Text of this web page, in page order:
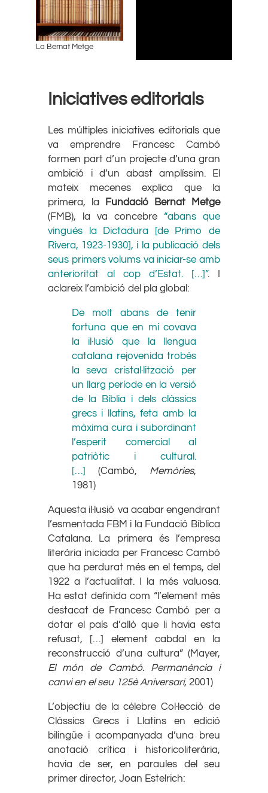
La Bernat Metge
Iniciatives editorials
Les múltiples iniciatives editorials que
va emprendre Francesc Cambó
formen part d’un projecte d’una gran
ambició i d’un abast amplíssim. El
mateix mecenes explica que la
primera, la
Fundació Bernat Metge
(FMB), la va concebre “abans que
vingués la Dictadura [de Primo de
Rivera, 1923-1930], i la publicació dels
seus primers volums va iniciar-se amb
anterioritat al cop d’Estat. […]”. I
aclareix l’ambició del pla global:
De molt abans de tenir
fortuna que en mi covava
la il·lusió que la llengua
catalana rejovenida trobés
la seva cristal·lització per
un llarg període en la versió
de la Bíblia i dels clàssics
grecs i llatins, feta amb la
màxima cura i subordinant
l’esperit comercial al
patriòtic i cultural.
[…]
(Cambó, Memòries,
1981)
Aquesta il·lusió va acabar engendrant
l’esmentada FBM i la Fundació Bíblica
Catalana. La primera és l’empresa
literària iniciada per Francesc Cambó
que ha perdurat més en el temps, del
1922 a l’actualitat. I la més valuosa.
Ha estat definida com “l’element més
destacat de Francesc Cambó per a
dotar el país d’allò que li havia esta
refusat, […] element cabdal en la
reconstrucció d’una cultura” (Mayer,
El món de Cambó. Permanència i
canvi en el seu 125è Aniversari, 2001)
L’objectiu de la cèlebre Col·lecció de
Clàssics Grecs i Llatins en edició
bilingüe i acompanyada d’una breu
anotació crítica i historicoliterària,
havia de ser, en paraules del seu
primer director, Joan Estelrich: